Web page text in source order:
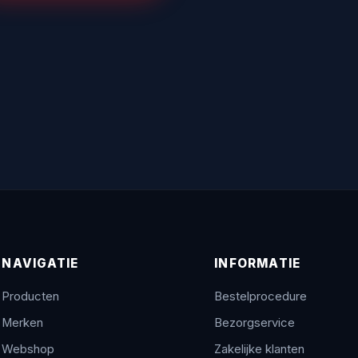
NAVIGATIE
Producten
Merken
Webshop
INFORMATIE
Bestelprocedure
Bezorgservice
Zakelijke klanten